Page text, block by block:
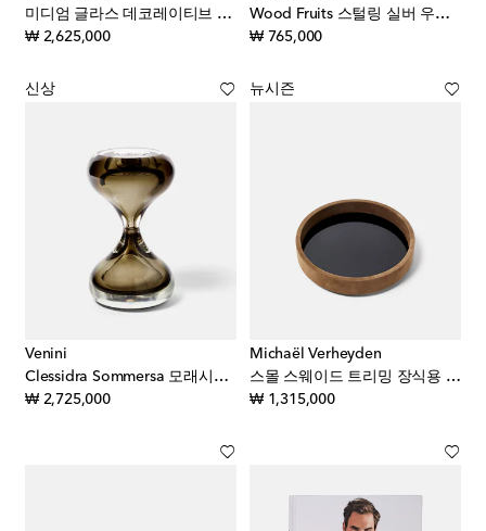
미디엄 글라스 데코레이티브 오브제
₩ 2,625,000original price
Wood Fruits 스털링 실버 우드 데코 오브제
₩ 765,000original price
신상
Venini
Clessidra Sommersa 모래시계 by Fulvio Bianconi & Paolo Venini
₩ 2,725,000original price
뉴시즌
Michaël Verheyden
스몰 스웨이드 트리밍 장식용 트레이
₩ 1,315,000original price